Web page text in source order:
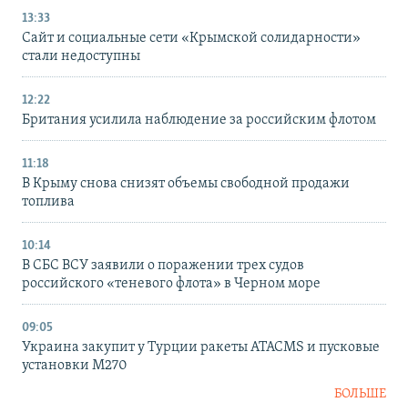
13:33
Сайт и социальные сети «Крымской солидарности»
стали недоступны
12:22
Британия усилила наблюдение за российским флотом
11:18
В Крыму снова снизят объемы свободной продажи
топлива
10:14
В СБС ВСУ заявили о поражении трех судов
российского «теневого флота» в Черном море
09:05
Украина закупит у Турции ракеты ATACMS и пусковые
установки M270
БОЛЬШЕ